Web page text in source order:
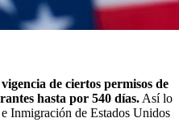
de ciertos permisos de
hasta por 540 días. Así lo
Inmigración de Estados Unidos